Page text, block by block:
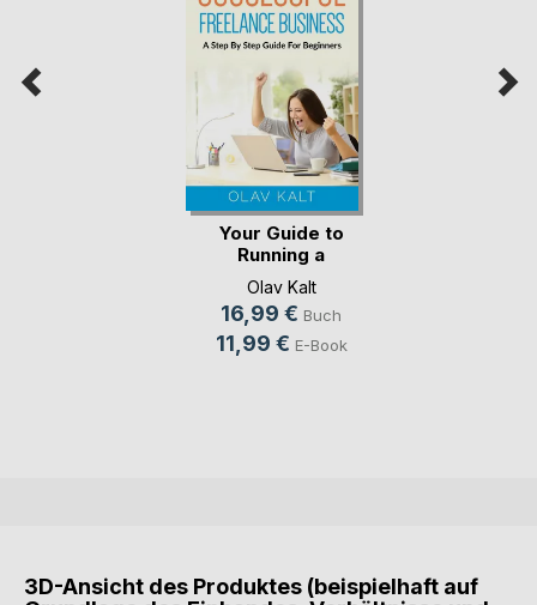
Your Guide to
Running a
Successful(...)
Olav Kalt
16,99 € Buch
11,99 € E-Book
3D-Ansicht des Produktes (beispielhaft auf